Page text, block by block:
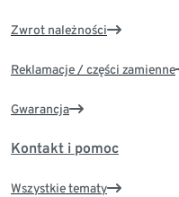
Zwrot należności
Reklamacje / części zamienne
Gwarancja
Kontakt i pomoc
Wszystkie tematy